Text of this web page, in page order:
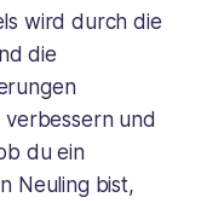
wird durch die
die
und
du ein
Neuling bist,